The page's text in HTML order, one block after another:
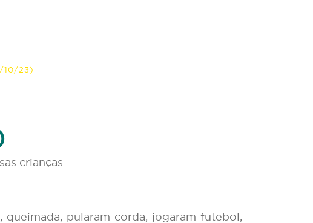
10/23)
crianças.
pularam corda, jogaram futebol,